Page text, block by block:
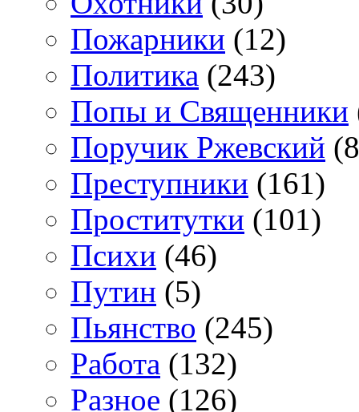
Пожарники (12)
Политика (243)
Попы и Священники
Поручик Ржевский
Преступники (161)
Проститутки (101)
Психи (46)
Путин (5)
Пьянство (245)
Работа (132)
Разное (126)